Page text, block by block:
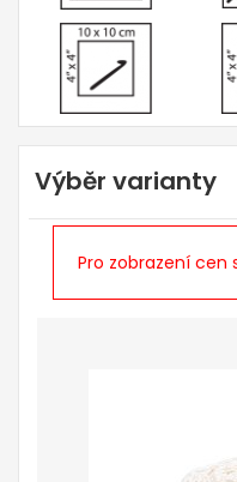
Výběr varianty
Pro zobrazení cen